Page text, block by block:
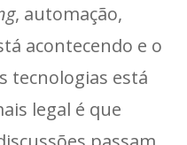
, automação,
acontecendo e o
tecnologias está
legal é que